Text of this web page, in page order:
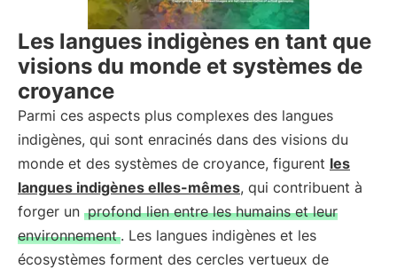
Les langues indigènes en tant que
visions du monde et systèmes de
croyance
Parmi ces aspects plus complexes des langues
indigènes, qui sont enracinés dans des visions du
monde et des systèmes de croyance, figurent les
langues indigènes elles-mêmes, qui contribuent à
forger un profond lien entre les humains et leur
environnement . Les langues indigènes et les
écosystèmes forment des cercles vertueux de